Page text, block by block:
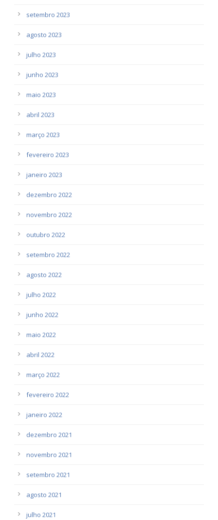
setembro 2023
agosto 2023
julho 2023
junho 2023
maio 2023
abril 2023
março 2023
fevereiro 2023
janeiro 2023
dezembro 2022
novembro 2022
outubro 2022
setembro 2022
agosto 2022
julho 2022
junho 2022
maio 2022
abril 2022
março 2022
fevereiro 2022
janeiro 2022
dezembro 2021
novembro 2021
setembro 2021
agosto 2021
julho 2021